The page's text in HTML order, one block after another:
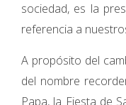
sociedad, es la
referencia a
A propósito del
del nombre
Papa, la Fiesta de